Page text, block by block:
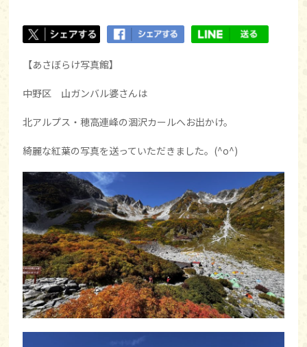
【あさぼらけ写真館】
中野区 山ガンバル婆さんは
北アルプス・穂高連峰の涸沢カールへお出かけ。
綺麗な紅葉の写真を送っていただきました。(^o^)